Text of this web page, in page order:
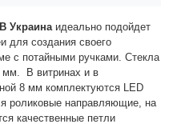
Украинаидеально подойдет
для создания своего
с потайными ручками. Стекла
мм.
В витринах и в
8 мм комплектуются LED
роликовые направляющие, на
качественные петли